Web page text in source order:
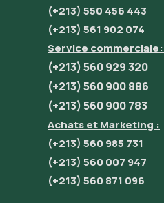
(+213) 550 456 443
(+213) 561 902 074
Service commerciale:
(+213) 560 929 320
(+213) 560 900 886
(+213) 560 900 783
Achats et Marketing :
(+213) 560 985 731
(+213) 560 007 947
(+213) 560 871 096